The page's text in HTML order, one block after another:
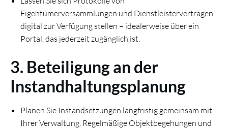
Eigentümerversammlungen und Dienstleisterverträgen
digital zur Verfügung stellen – idealerweise über ein
Portal, das jederzeit zugänglich ist.
3. Beteiligung an der
Instandhaltungsplanung
Planen Sie Instandsetzungen langfristig gemeinsam mit
Ihrer Verwaltung. Regelmäßige Objektbegehungen und